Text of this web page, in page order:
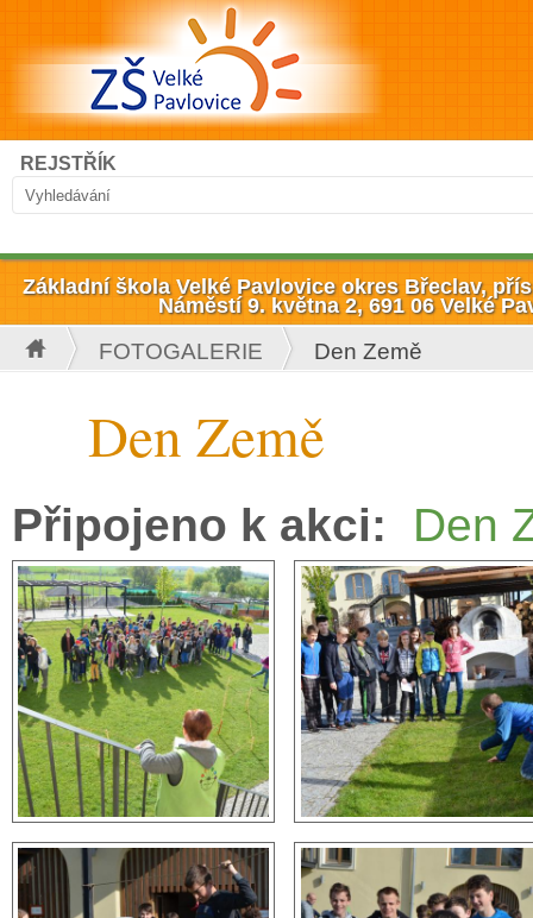
Přejít k hlavnímu obsahu
Vyhledávání
Hledat
REJSTŘÍK
Základní škola Velké Pavlovice okres Břeclav,
Náměstí 9. května 2, 691 06 Velké
Jste zde
FOTOGALERIE Den Země
Den Země
Připojeno k akci: Den